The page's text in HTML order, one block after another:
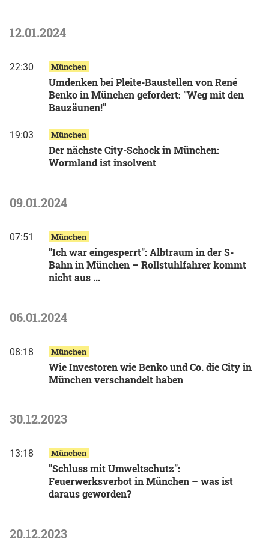
12.01.2024
22:30 München
Umdenken bei Pleite-Baustellen von René
Benko in München gefordert: "Weg mit den
Bauzäunen!"
19:03 München
Der nächste City-Schock in München:
Wormland ist insolvent
09.01.2024
07:51 München
"Ich war eingesperrt": Albtraum in der S-
Bahn in München – Rollstuhlfahrer kommt
nicht aus ...
06.01.2024
08:18 München
Wie Investoren wie Benko und Co. die City in
München verschandelt haben
30.12.2023
13:18 München
"Schluss mit Umweltschutz":
Feuerwerksverbot in München – was ist
daraus geworden?
20.12.2023